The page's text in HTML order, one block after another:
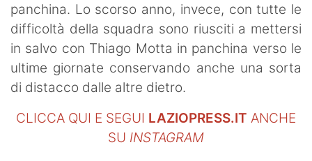
panchina. Lo scorso anno, invece, con tutte le
difficoltà della squadra sono riusciti a mettersi
in salvo con Thiago Motta in panchina verso le
ultime giornate conservando anche una sorta
di distacco dalle altre dietro.
CLICCA QUI E SEGUI LAZIOPRESS.IT ANCHE
SU INSTAGRAM